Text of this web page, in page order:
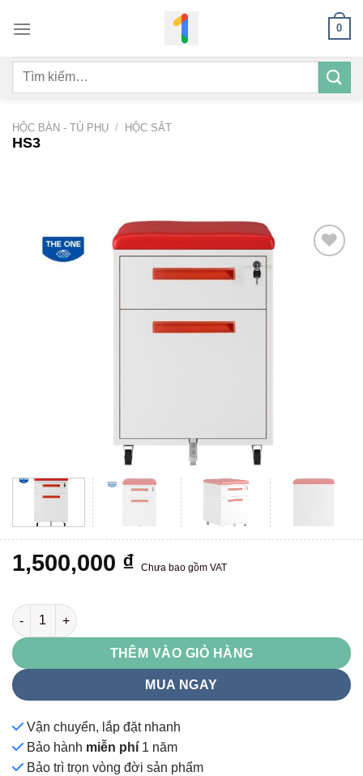
qua
dung
0
Tìm
HỘC BÀN - TỦ PHỤ / HỘC SẮT
HS3
1,500,000 ₫ Chưa bao gồm VAT
HS3 số lượng
THÊM VÀO GIỎ HÀNG
MUA NGAY
Vận chuyển, lắp đặt nhanh
Bảo hành miễn phí 1 năm
Bảo trì trọn vòng đời sản phẩm